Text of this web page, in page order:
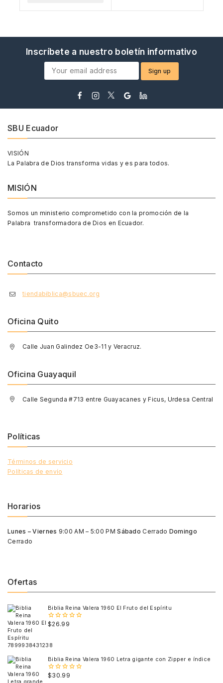
Inscríbete a nuestro boletín informativo
SBU Ecuador
VISIÓN
La Palabra de Dios transforma vidas y es para todos.
MISIÓN
Somos un ministerio comprometido con la promoción de la
Palabra transformadora de Dios en Ecuador.
Contacto
tiendabiblica@sbuec.org
Oficina Quito
Calle Juan Galindez Oe3-11 y Veracruz.
Oficina Guayaquil
Calle Segunda #713 entre Guayacanes y Ficus, Urdesa Central
Políticas
Términos de servicio
Políticas de envío
Horarios
Lunes – Viernes 9:00 AM – 5:00 PMSábado Cerrado Domingo
Cerrado
Ofertas
Biblia Reina Valera 1960 El Fruto del Espíritu
0
5
$26.99
Biblia Reina Valera 1960 Letra gigante con Zipper e índice
0
$30.99